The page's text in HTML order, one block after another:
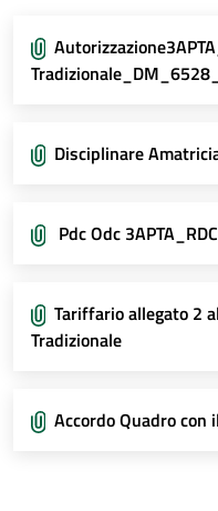
Disciplinare
Pdc Odc
Tariffario allegato 2
Tradizionale
Accordo Quadro con